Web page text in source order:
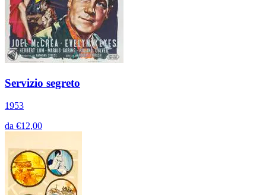
Servizio segreto
1953
da €12,00